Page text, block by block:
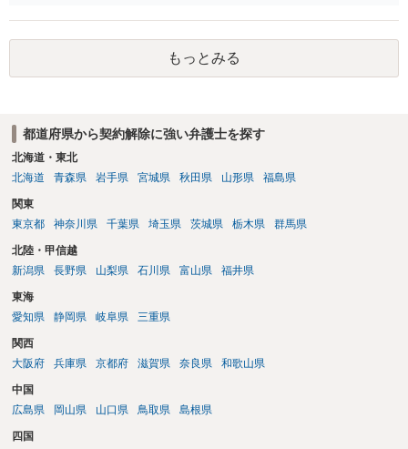
もっとみる
都道府県から契約解除に強い弁護士を探す
北海道・東北
北海道
青森県 岩手県 宮城県 秋田県 山形県 福島県
関東
東京都
神奈川県 千葉県 埼玉県 茨城県 栃木県 群馬県
北陸・甲信越
新潟県
長野県 山梨県 石川県 富山県 福井県
東海
愛知県
静岡県 岐阜県 三重県
関西
大阪府
兵庫県 京都府 滋賀県 奈良県 和歌山県
中国
広島県
岡山県 山口県 鳥取県 島根県
四国